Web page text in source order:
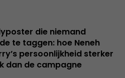
die niemand
te taggen: hoe Neneh
persoonlijkheid sterker
dan de campagne